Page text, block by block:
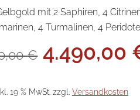
mit 2 Saphiren, 4
4 Turmalinen, 4
€ Preis
war:
8.980,00 €
4.490,00
19 % MwSt. zzgl. Versandkosten